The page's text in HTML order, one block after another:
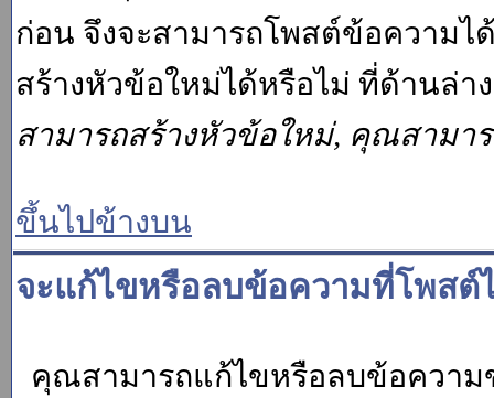
ก่อน จึงจะสามารถโพสต์ข้อความ
สร้างหัวข้อใหม่ได้หรือไม่ ที่ด้านล่
สามารถสร้างหัวข้อใหม่, คุณสามา
ขึ้นไปข้างบน
จะแก้ไขหรือลบข้อความที่โพสต์
คุณสามารถแก้ไขหรือลบข้อความ